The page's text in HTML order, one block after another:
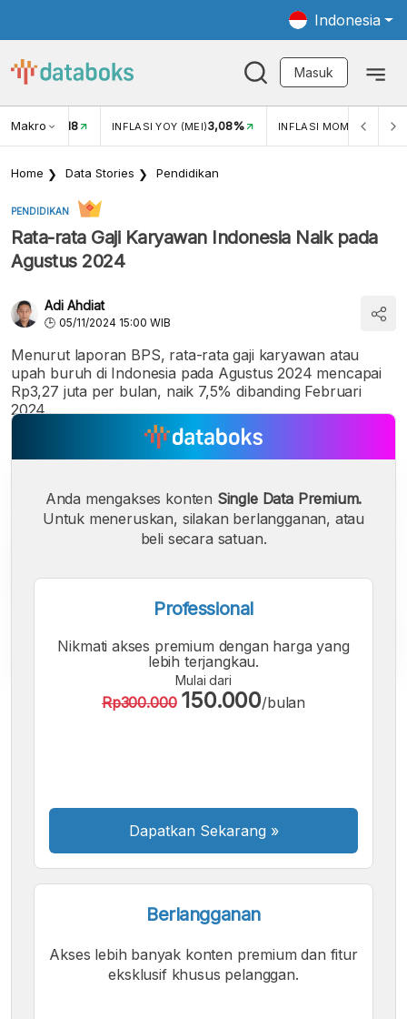
Indonesia
Masuk
Makro
USD/IDR 18 INFLASI YOY (MEI)3,08% INFLASI MOM (MEI)
Home Data Stories Pendidikan
PENDIDIKAN
Rata-rata Gaji Karyawan Indonesia Naik pada
Agustus 2024
Adi Ahdiat
05/11/2024 15:00 WIB
Menurut laporan BPS, rata-rata gaji karyawan atau
upah buruh di Indonesia pada Agustus 2024 mencapai
Rp3,27 juta per bulan, naik 7,5% dibanding Februari
2024.
A A A
Anda mengakses konten Single Data Premium.
Untuk meneruskan, silakan berlangganan, atau
beli secara satuan.
Professional
Nikmati akses premium dengan harga yang
lebih terjangkau.
Mulai dari
Rp300.000 150.000/bulan
Dapatkan Sekarang »
Berlangganan
Akses lebih banyak konten premium dan fitur
eksklusif khusus pelanggan.